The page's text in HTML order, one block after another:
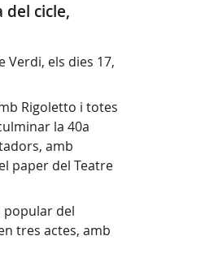
del cicle,
Verdi, els dies 17,
Rigoletto i totes
la 40a
amb
paper del Teatre
popular del
tres actes, amb